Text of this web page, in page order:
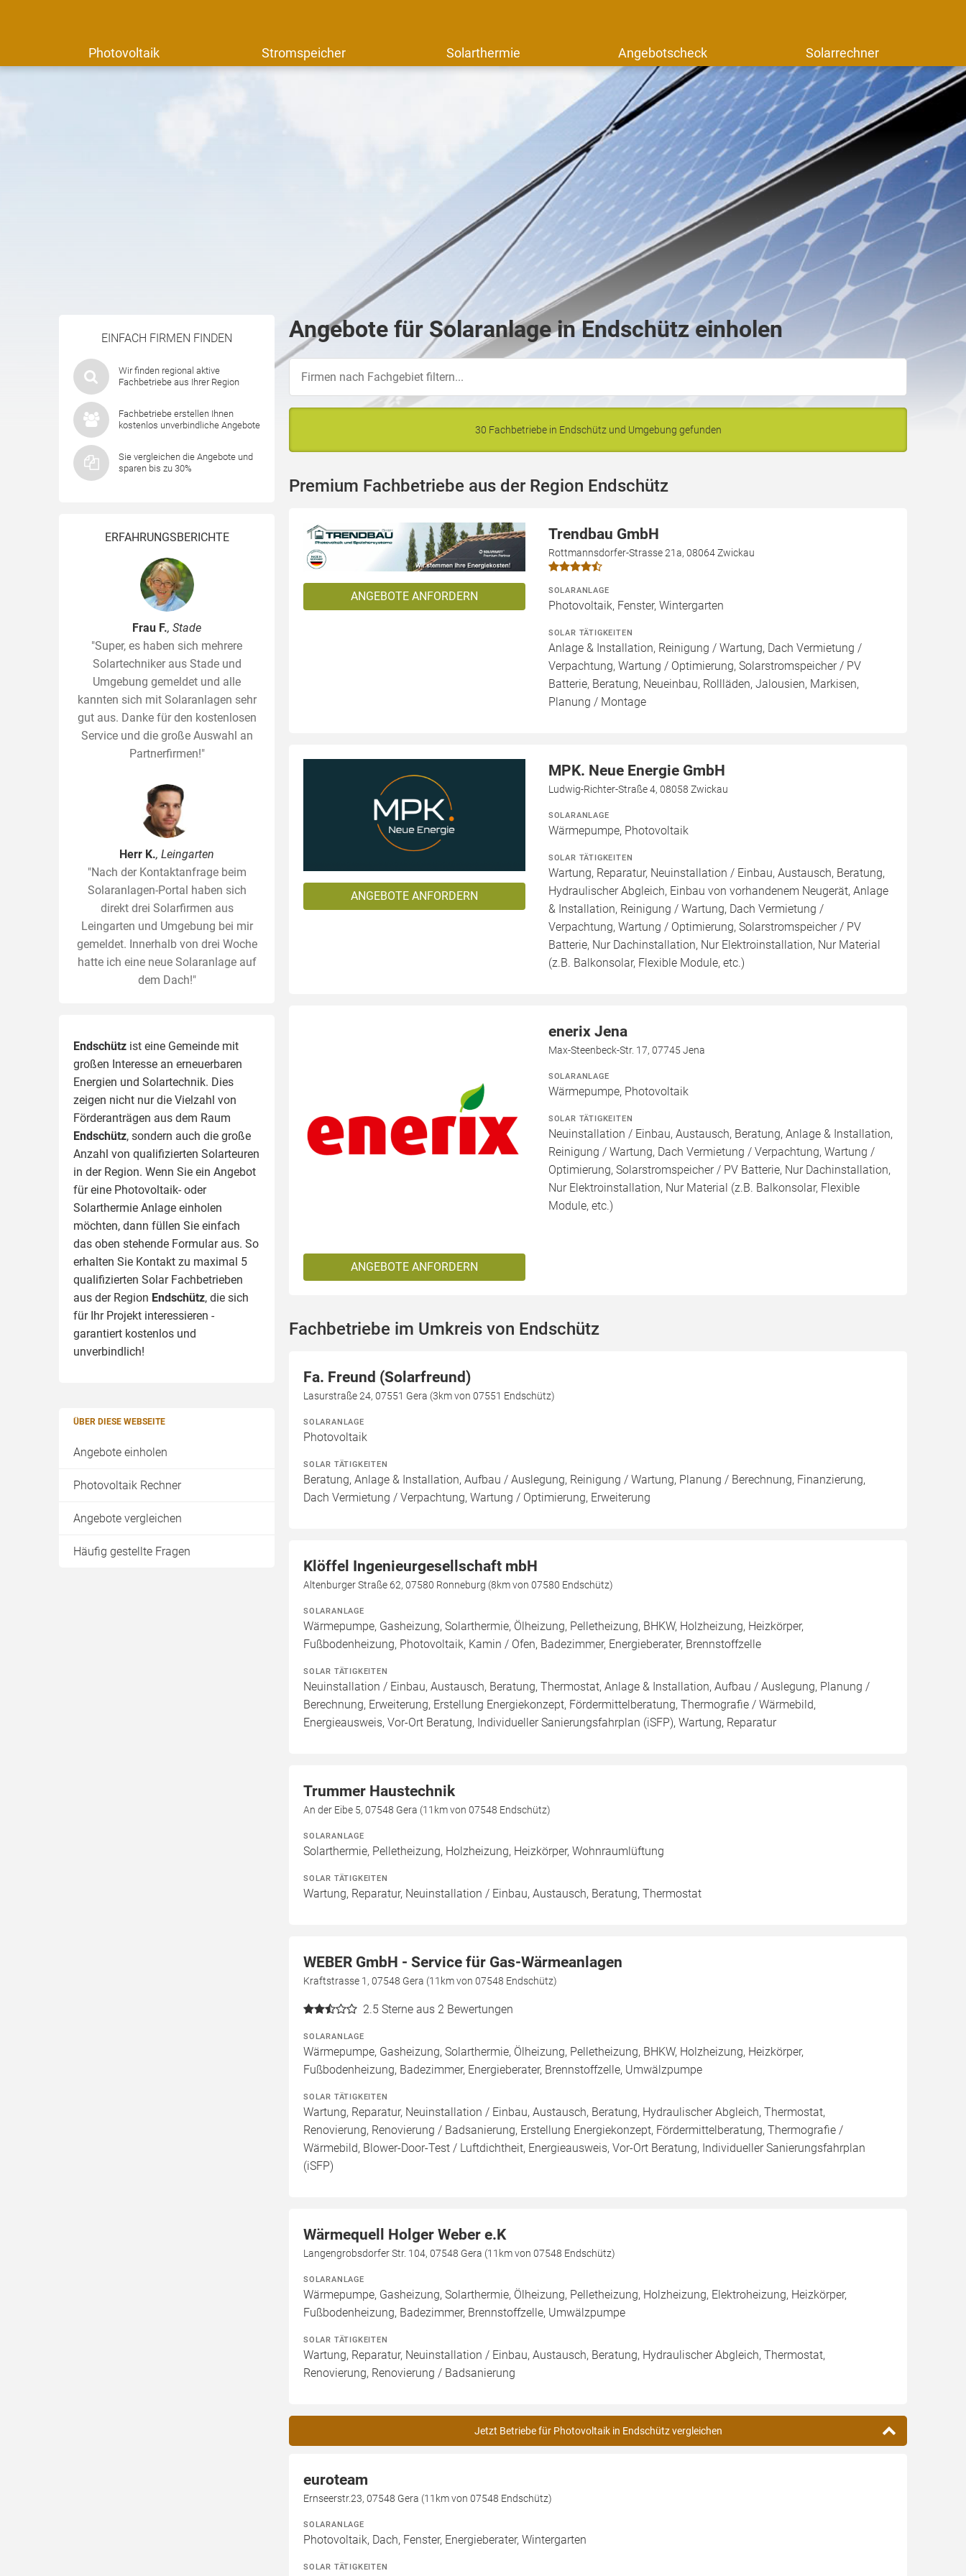
Photovoltaik Stromspeicher Solarthermie Angebotscheck Solarrechner
EINFACH FIRMEN FINDEN
Wir finden regional aktive
Fachbetriebe aus Ihrer Region
Fachbetriebe erstellen Ihnen
kostenlos unverbindliche Angebote
Sie vergleichen die Angebote und
sparen bis zu 30%
ERFAHRUNGSBERICHTE
Frau F., Stade
"Super, es haben sich mehrere
Solartechniker aus Stade und
Umgebung gemeldet und alle
kannten sich mit Solaranlagen sehr
gut aus. Danke für den kostenlosen
Service und die große Auswahl an
Partnerfirmen!"
Herr K., Leingarten
"Nach der Kontaktanfrage beim
Solaranlagen-Portal haben sich
direkt drei Solarfirmen aus
Leingarten und Umgebung bei mir
gemeldet. Innerhalb von drei Woche
hatte ich eine neue Solaranlage auf
dem Dach!"
Endschütz ist eine Gemeinde mit
großen Interesse an erneuerbaren
Energien und Solartechnik. Dies
zeigen nicht nur die Vielzahl von
Förderanträgen aus dem Raum
Endschütz, sondern auch die große
Anzahl von qualifizierten Solarteuren
in der Region. Wenn Sie ein Angebot
für eine Photovoltaik- oder
Solarthermie Anlage einholen
möchten, dann füllen Sie einfach
das oben stehende Formular aus. So
erhalten Sie Kontakt zu maximal 5
qualifizierten Solar Fachbetrieben
aus der Region Endschütz, die sich
für Ihr Projekt interessieren -
garantiert kostenlos und
unverbindlich!
ÜBER DIESE WEBSEITE
Angebote einholen
Photovoltaik Rechner
Angebote vergleichen
Häufig gestellte Fragen
Angebote für Solaranlage in Endschütz einholen
30 Fachbetriebe in Endschütz und Umgebung gefunden
Premium Fachbetriebe aus der Region Endschütz
ANGEBOTE ANFORDERN
Trendbau GmbH
Rottmannsdorfer-Strasse 21a, 08064 Zwickau
SOLARANLAGE
Photovoltaik, Fenster, Wintergarten
SOLAR TÄTIGKEITEN
Anlage & Installation, Reinigung / Wartung, Dach Vermietung /
Verpachtung, Wartung / Optimierung, Solarstromspeicher / PV
Batterie, Beratung, Neueinbau, Rollläden, Jalousien, Markisen,
Planung / Montage
ANGEBOTE ANFORDERN
MPK. Neue Energie GmbH
Ludwig-Richter-Straße 4, 08058 Zwickau
SOLARANLAGE
Wärmepumpe, Photovoltaik
SOLAR TÄTIGKEITEN
Wartung, Reparatur, Neuinstallation / Einbau, Austausch, Beratung,
Hydraulischer Abgleich, Einbau von vorhandenem Neugerät, Anlage
& Installation, Reinigung / Wartung, Dach Vermietung /
Verpachtung, Wartung / Optimierung, Solarstromspeicher / PV
Batterie, Nur Dachinstallation, Nur Elektroinstallation, Nur Material
(z.B. Balkonsolar, Flexible Module, etc.)
ANGEBOTE ANFORDERN
enerix Jena
Max-Steenbeck-Str. 17, 07745 Jena
SOLARANLAGE
Wärmepumpe, Photovoltaik
SOLAR TÄTIGKEITEN
Neuinstallation / Einbau, Austausch, Beratung, Anlage & Installation,
Reinigung / Wartung, Dach Vermietung / Verpachtung, Wartung /
Optimierung, Solarstromspeicher / PV Batterie, Nur Dachinstallation,
Nur Elektroinstallation, Nur Material (z.B. Balkonsolar, Flexible
Module, etc.)
Fachbetriebe im Umkreis von Endschütz
Fa. Freund (Solarfreund)
Lasurstraße 24, 07551 Gera (3km von 07551 Endschütz)
SOLARANLAGE
Photovoltaik
SOLAR TÄTIGKEITEN
Beratung, Anlage & Installation, Aufbau / Auslegung, Reinigung / Wartung, Planung / Berechnung, Finanzierung,
Dach Vermietung / Verpachtung, Wartung / Optimierung, Erweiterung
Klöffel Ingenieurgesellschaft mbH
Altenburger Straße 62, 07580 Ronneburg (8km von 07580 Endschütz)
SOLARANLAGE
Wärmepumpe, Gasheizung, Solarthermie, Ölheizung, Pelletheizung, BHKW, Holzheizung, Heizkörper,
Fußbodenheizung, Photovoltaik, Kamin / Ofen, Badezimmer, Energieberater, Brennstoffzelle
SOLAR TÄTIGKEITEN
Neuinstallation / Einbau, Austausch, Beratung, Thermostat, Anlage & Installation, Aufbau / Auslegung, Planung /
Berechnung, Erweiterung, Erstellung Energiekonzept, Fördermittelberatung, Thermografie / Wärmebild,
Energieausweis, Vor-Ort Beratung, Individueller Sanierungsfahrplan (iSFP), Wartung, Reparatur
Trummer Haustechnik
An der Eibe 5, 07548 Gera (11km von 07548 Endschütz)
SOLARANLAGE
Solarthermie, Pelletheizung, Holzheizung, Heizkörper, Wohnraumlüftung
SOLAR TÄTIGKEITEN
Wartung, Reparatur, Neuinstallation / Einbau, Austausch, Beratung, Thermostat
WEBER GmbH - Service für Gas-Wärmeanlagen
Kraftstrasse 1, 07548 Gera (11km von 07548 Endschütz)
2.5 Sterne aus 2 Bewertungen
SOLARANLAGE
Wärmepumpe, Gasheizung, Solarthermie, Ölheizung, Pelletheizung, BHKW, Holzheizung, Heizkörper,
Fußbodenheizung, Badezimmer, Energieberater, Brennstoffzelle, Umwälzpumpe
SOLAR TÄTIGKEITEN
Wartung, Reparatur, Neuinstallation / Einbau, Austausch, Beratung, Hydraulischer Abgleich, Thermostat,
Renovierung, Renovierung / Badsanierung, Erstellung Energiekonzept, Fördermittelberatung, Thermografie /
Wärmebild, Blower-Door-Test / Luftdichtheit, Energieausweis, Vor-Ort Beratung, Individueller Sanierungsfahrplan
(iSFP)
Wärmequell Holger Weber e.K
Langengrobsdorfer Str. 104, 07548 Gera (11km von 07548 Endschütz)
SOLARANLAGE
Wärmepumpe, Gasheizung, Solarthermie, Ölheizung, Pelletheizung, Holzheizung, Elektroheizung, Heizkörper,
Fußbodenheizung, Badezimmer, Brennstoffzelle, Umwälzpumpe
SOLAR TÄTIGKEITEN
Wartung, Reparatur, Neuinstallation / Einbau, Austausch, Beratung, Hydraulischer Abgleich, Thermostat,
Renovierung, Renovierung / Badsanierung
Jetzt Betriebe für Photovoltaik in Endschütz vergleichen
euroteam
Ernseerstr.23, 07548 Gera (11km von 07548 Endschütz)
SOLARANLAGE
Photovoltaik, Dach, Fenster, Energieberater, Wintergarten
SOLAR TÄTIGKEITEN